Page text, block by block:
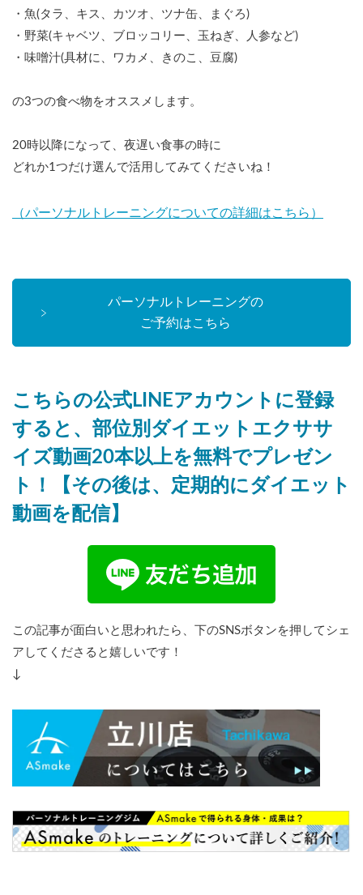
・魚(タラ、キス、カツオ、ツナ缶、まぐろ)
・野菜(キャベツ、ブロッコリー、玉ねぎ、人参など)
・味噌汁(具材に、ワカメ、きのこ、豆腐)
の3つの食べ物をオススメします。
20時以降になって、夜遅い食事の時に
どれか1つだけ選んで活用してみてくださいね！
（パーソナルトレーニングについての詳細はこちら）
パーソナルトレーニングの
ご予約はこちら
こちらの公式LINEアカウントに登録
すると、部位別ダイエットエクササ
イズ動画20本以上を無料でプレゼン
ト！【その後は、定期的にダイエット
動画を配信】
この記事が面白いと思われたら、下のSNSボタンを押してシェ
アしてくださると嬉しいです！
↓